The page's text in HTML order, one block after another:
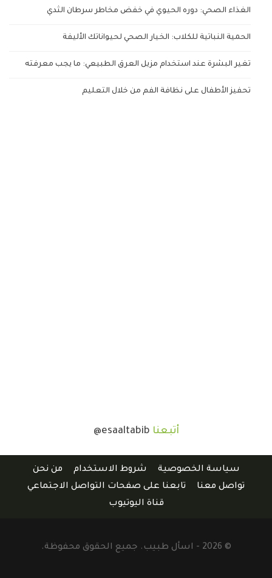
الغذاء الصحي: دوره الحيوي في خفض مخاطر سرطان الثدي
الحمية النباتية للكلاب: الخيار الصحي لحيواناتك الأليفة
تغير البشرة عند استخدام مزيل العرق الطبيعي: ما يجب معرفته
تحفيز الأطفال على نظافة الفم من خلال التعليم
أتبعنا @esaaltabib
سياسة الخصوصية شروط الاستخدام
من نحن
تواصل معنا
تابعنا على صفحات التواصل الاجتماعي
قناة اليوتيوب
© 2026 - اسأل طبيب. جميع الحقوق محفوظة.